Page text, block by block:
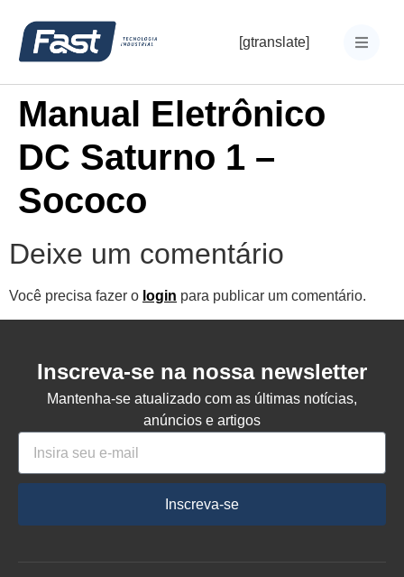
[gtranslate]
Manual Eletrônico
DC Saturno 1 –
Sococo
Deixe um comentário
Você precisa fazer o login para publicar um comentário.
Inscreva-se na nossa newsletter
Mantenha-se atualizado com as últimas notícias,
anúncios e artigos
Inscreva-se